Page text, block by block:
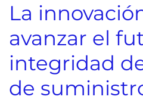
La
avanzar el
integridad
de